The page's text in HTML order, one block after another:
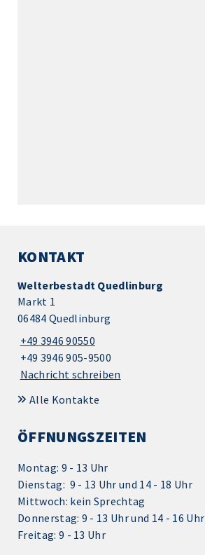
KONTAKT
Welterbestadt Quedlinburg
Markt 1
06484 Quedlinburg
+49 3946 90550
+49 3946 905-9500
Nachricht schreiben
Alle Kontakte
ÖFFNUNGSZEITEN
Montag: 9 - 13 Uhr
Dienstag: 9 - 13 Uhr und 14 - 18 Uhr
Mittwoch: kein Sprechtag
Donnerstag: 9 - 13 Uhr und 14 - 16 Uhr
Freitag: 9 - 13 Uhr